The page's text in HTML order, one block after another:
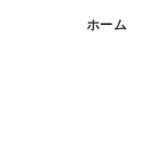
ホーム